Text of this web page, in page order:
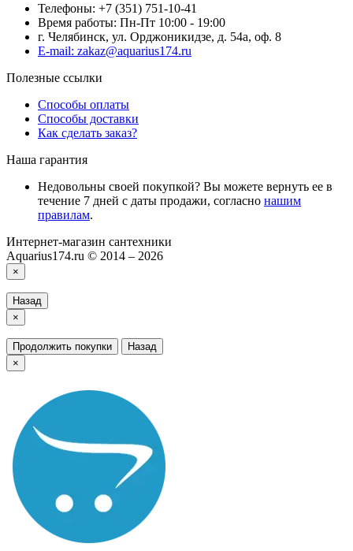
Телефоны: +7 (351) 751-10-41
Время работы: Пн-Пт 10:00 - 19:00
г. Челябинск, ул. Орджоникидзе, д. 54а, оф. 8
E-mail: zakaz@aquarius174.ru
Полезные ссылки
Способы оплаты
Способы доставки
Как сделать заказ?
Наша гарантия
Недовольны своей покупкой? Вы можете вернуть ее в
течение 7 дней с даты продажи, согласно нашим
правилам.
Интернет-магазин сантехники
Aquarius174.ru © 2014 – 2026
×
Назад
×
Продолжить покупки
Назад
×